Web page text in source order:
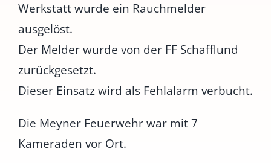
Werkstatt wurde ein Rauchmelder
ausgelöst.
Der Melder wurde von der FF Schafflund
zurückgesetzt.
Dieser Einsatz wird als Fehlalarm verbucht.
Die Meyner Feuerwehr war mit 7
Kameraden vor Ort.